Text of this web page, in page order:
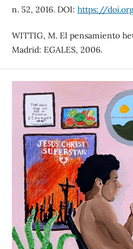
n. 52, 2016. DOI: https://
WITTIG, M. El pensamiento
Madrid: EGALES, 2006.